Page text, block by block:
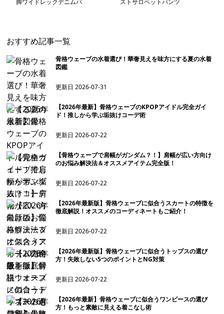
脚ワイドレックデニムパ
ストサロペットパンツ
おすすめ記事一覧
骨格ウェーブの水着選び！華奢見えを味方にする夏の水着
図鑑
更新日2026-07-31
【2026年最新】骨格ウェーブのKPOPアイドル完全ガイ
ド！推しから学ぶ垢抜けコーデ術
更新日2026-07-22
【骨格ウェーブで肩幅がガンダム？！】肩幅が広い方向け
のお悩み解決法＆オススメアイテム完全版！
更新日2026-07-22
【2026年最新版】骨格ウェーブに似合うスカートの特徴を
徹底解説！オススメのコーディネートもご紹介！
更新日2026-07-22
【2026年最新版】骨格ウェーブに似合うトップスの選び
方！失敗しない5つのポイントとNG対策
更新日2026-07-22
【2026年最新】骨格ウェーブに似合うワンピースの選び
方！もっと素敵に見える着こなし術